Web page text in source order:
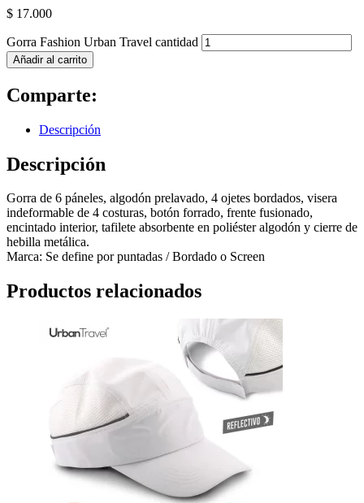
$ 17.000
Gorra Fashion Urban Travel cantidad
Añadir al carrito
Comparte:
Descripción
Descripción
Gorra de 6 páneles, algodón prelavado, 4 ojetes bordados, visera
indeformable de 4 costuras, botón forrado, frente fusionado,
encintado interior, tafilete absorbente en poliéster algodón y cierre de
hebilla metálica.
Marca: Se define por puntadas / Bordado o Screen
Productos relacionados